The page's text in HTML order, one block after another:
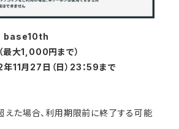
base10th
大1,000円まで）
11月27日（日）23：59まで
えた場合、利用期限前に終了する可能